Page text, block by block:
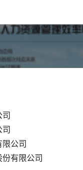
公司
有限公司